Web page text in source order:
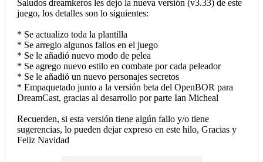
Saludos dreamkeros les dejo la nueva versión (v3.33) de este
juego, los detalles son lo siguientes:
* Se actualizo toda la plantilla
* Se arreglo algunos fallos en el juego
* Se le añadió nuevo modo de pelea
* Se agrego nuevo estilo en combate por cada peleador
* Se le añadió un nuevo personajes secretos
* Empaquetado junto a la versión beta del OpenBOR para
DreamCast, gracias al desarrollo por parte Ian Micheal
Recuerden, si esta versión tiene algún fallo y/o tiene
sugerencias, lo pueden dejar expreso en este hilo, Gracias y
Feliz Navidad